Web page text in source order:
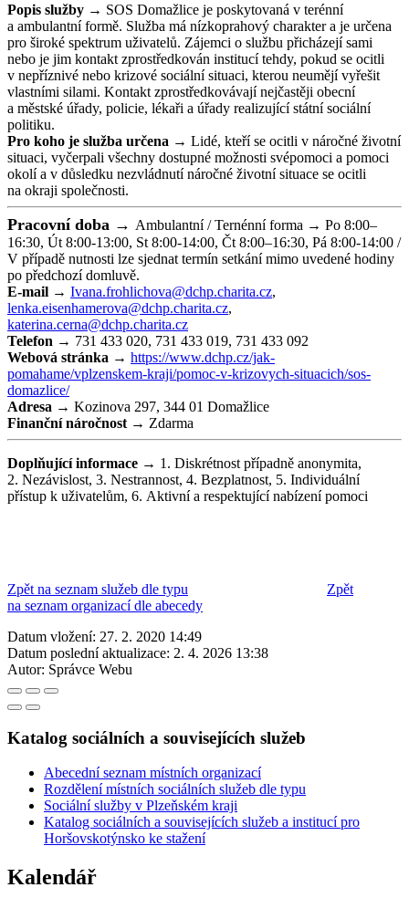
Popis služby → SOS Domažlice je poskytovaná v terénní
a ambulantní formě. Služba má nízkoprahový charakter a je určena
pro široké spektrum uživatelů. Zájemci o službu přicházejí sami
nebo je jim kontakt zprostředkován institucí tehdy, pokud se ocitli
v nepříznivé nebo krizové sociální situaci, kterou neumějí vyřešit
vlastními silami. Kontakt zprostředkovávají nejčastěji obecní
a městské úřady, policie, lékaři a úřady realizující státní sociální
politiku.
Pro koho je služba určena → Lidé, kteří se ocitli v náročné životní
situaci, vyčerpali všechny dostupné možnosti svépomoci a pomoci
okolí a v důsledku nezvládnutí náročné životní situace se ocitli
na okraji společnosti.
Pracovní doba → Ambulantní / Ternénní forma → Po 8:00–
16:30, Út 8:00-13:00, St 8:00-14:00, Čt 8:00–16:30, Pá 8:00-14:00 /
V případě nutnosti lze sjednat termín setkání mimo uvedené hodiny
po předchozí domluvě.
E-mail → Ivana.frohlichova@dchp.charita.cz,
lenka.eisenhamerova@dchp.charita.cz,
katerina.cerna@dchp.charita.cz
Telefon → 731 433 020, 731 433 019, 731 433 092
Webová stránka → https://www.dchp.cz/jak-
pomahame/vplzenskem-kraji/pomoc-v-krizovych-situacich/sos-
domazlice/
Adresa → Kozinova 297, 344 01 Domažlice
Finanční náročnost → Zdarma
Doplňující informace → 1. Diskrétnost případně anonymita,
2. Nezávislost, 3. Nestrannost, 4. Bezplatnost, 5. Individuální
přístup k uživatelům, 6. Aktivní a respektující nabízení pomoci
Zpět na seznam služeb dle typu
Zpět
na seznam organizací dle abecedy
Datum vložení: 27. 2. 2020 14:49
Datum poslední aktualizace: 2. 4. 2026 13:38
Autor: Správce Webu
Katalog sociálních a souvisejících služeb
Abecední seznam místních organizací
Rozdělení místních sociálních služeb dle typu
Sociální služby v Plzeňském kraji
Katalog sociálních a souvisejících služeb a institucí pro
Horšovskotýnsko ke stažení
Kalendář